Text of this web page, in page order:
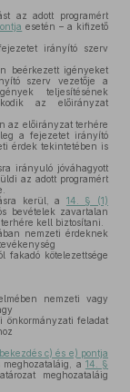
az adott programért
esetén – a kifizető
irányító szerv
beérkezett igényeket
szerv vezetője a
teljesítésének
az előirányzat
az előirányzat terhére
a fejezetet irányító
érdek tekintetében is
irányuló jóváhagyott
az adott programért
kerül, a 14. § (1)
bevételek zavartalan
kell biztosítani.
nemzeti érdeknek
fakadó kötelezettsége
nemzeti vagy
önkormányzati feladat
c) és e) pontja
a 14. §
meghozataláig